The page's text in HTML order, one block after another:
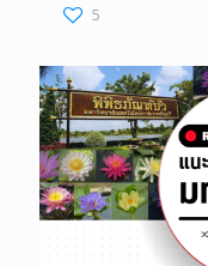
5